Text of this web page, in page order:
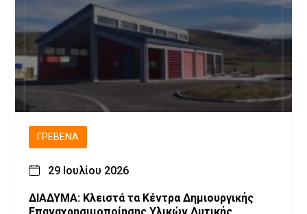
ΓΡΕΒΕΝΆ
29 Ιουλίου 2026
ΔΙΑΔΥΜΑ: Κλειστά τα Κέντρα Δημιουργικής
Επαναχρησιμοποίησης Υλικών Δυτικής